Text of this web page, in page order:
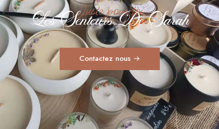
Juste pour toi
Les Senteurs De Sarah
Contactez nous